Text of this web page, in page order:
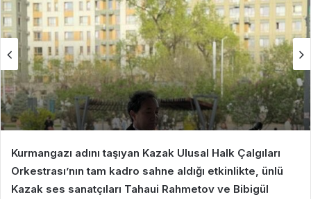
Kurmangazı adını taşıyan Kazak Ulusal Halk Çalgıları
Orkestrası’nın tam kadro sahne aldığı etkinlikte, ünlü
Kazak ses sanatçıları Tahaui Rahmetov ve Bibigül